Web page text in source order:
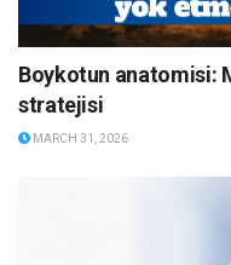
Boykotun anatomisi:
stratejisi
MARCH 31, 2026